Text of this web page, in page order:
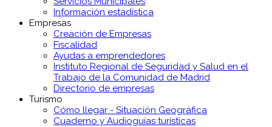
Información estadística
Empresas
Creación de Empresas
Fiscalidad
Ayudas a emprendedores
Instituto Regional de Seguridad y Salud en el
Trabajo de la Comunidad de Madrid
Directorio de empresas
Turismo
Cómo llegar - Situación Geográfica
Cuaderno y Audioguías turísticas